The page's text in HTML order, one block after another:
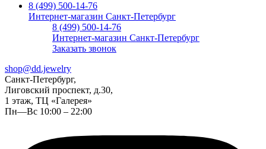
8 (499) 500-14-76
Интернет-магазин Санкт-Петербург
8 (499) 500-14-76
Интернет-магазин Санкт-Петербург
Заказать звонок
shop@dd.jewelry
Санкт-Петербург,
Лиговский проспект, д.30,
1 этаж, ТЦ «Галерея»
Пн—Вс 10:00 – 22:00